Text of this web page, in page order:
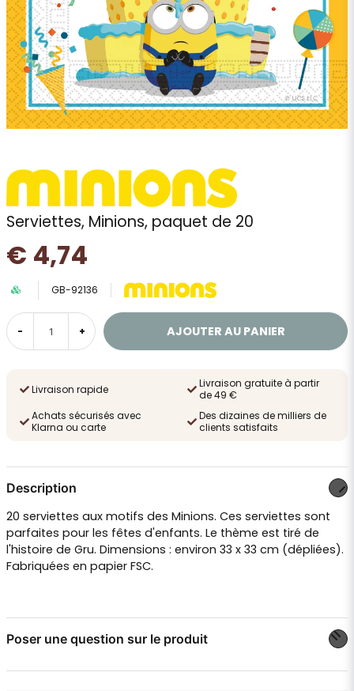
Serviettes, Minions, paquet de 20
€ 4,74
GB-92136
- + AJOUTER AU PANIER
Livraison rapide
Livraison gratuite à partir
de 49 €
Achats sécurisés avec
Klarna ou carte
Des dizaines de milliers de
clients satisfaits
Description
20 serviettes aux motifs des Minions. Ces serviettes sont
parfaites pour les fêtes d'enfants. Le thème est tiré de
l'histoire de Gru. Dimensions : environ 33 x 33 cm (dépliées).
Fabriquées en papier FSC.
Poser une question sur le produit